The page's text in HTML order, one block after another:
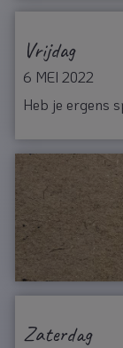
Vrijdag
6 MEI 2022
Heb je ergens
Zaterdag